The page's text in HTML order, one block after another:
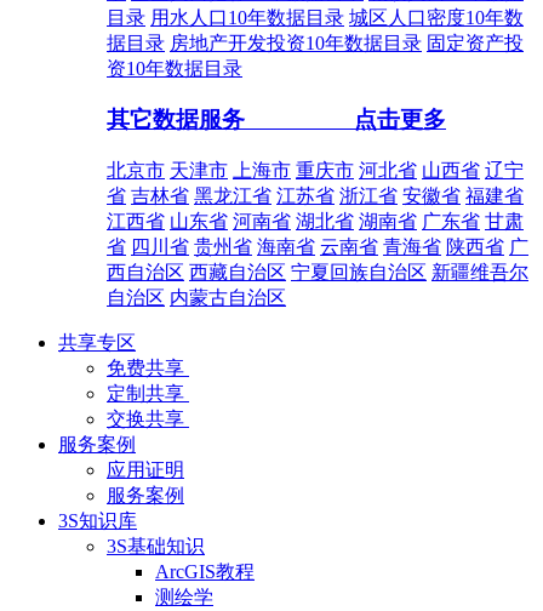
目录 用水人口10年数据目录 城区人口密度10年数
据目录 房地产开发投资10年数据目录 固定资产投
资10年数据目录
其它数据服务 点击更多
北京市 天津市 上海市 重庆市 河北省 山西省 辽宁
省 吉林省 黑龙江省 江苏省 浙江省 安徽省 福建省
江西省 山东省 河南省 湖北省 湖南省 广东省 甘肃
省 四川省 贵州省 海南省 云南省 青海省 陕西省 广
西自治区 西藏自治区 宁夏回族自治区 新疆维吾尔
自治区 内蒙古自治区
共享专区
免费共享
定制共享
交换共享
服务案例
应用证明
服务案例
3S知识库
3S基础知识
ArcGIS教程
测绘学